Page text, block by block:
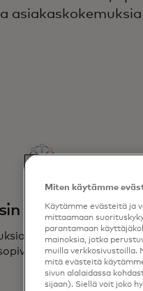
agnostinen
teknologialla, joka
teknologiapinosi
Miten käytämme
Käytämme evästeitä ja
mittaamaan
parantamaan
mainoksia, jotka
muilla verkkosivustoilla.
mitä evästeitä
sivun alalaidassa
sijaan). Siellä voit joko